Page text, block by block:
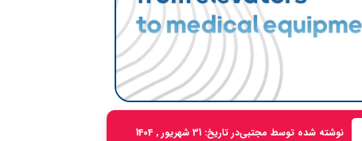
نوشته شده توسط مجتبیدر تاریخ: 31 شهریور , 1404